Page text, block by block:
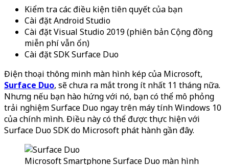
Kiểm tra các điều kiện tiên quyết của bạn
Cài đặt Android Studio
Cài đặt Visual Studio 2019 (phiên bản Cộng đồng
miễn phí vẫn ổn)
Cài đặt SDK Surface Duo
Điện thoại thông minh màn hình kép của Microsoft,
Surface Duo, sẽ chưa ra mắt trong ít nhất 11 tháng nữa.
Nhưng nếu bạn hào hứng với nó, bạn có thể mô phỏng
trải nghiệm Surface Duo ngay trên máy tính Windows 10
của chính mình. Điều này có thể được thực hiện với
Surface Duo SDK do Microsoft phát hành gần đây.
Microsoft Smartphone Surface Duo màn hình